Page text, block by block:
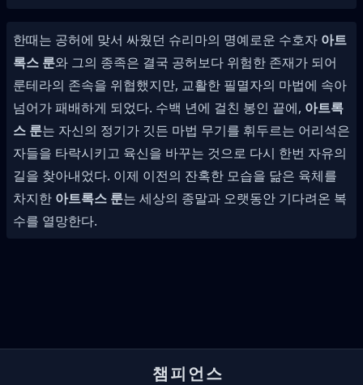
한때는 공허에 맞서 싸웠던 슈리마의 명예로운 수호자 아트
록스 룬와 그의 종족은 결국 공허보다 위험한 존재가 되어
룬테라의 존속을 위협했지만, 교활한 필멸자의 마법에 속아
넘어가 패배하게 되었다. 수백 년에 걸친 봉인 끝에, 아트록
스 룬는 자신의 정기가 깃든 마법 무기를 휘두르는 어리석은
자들을 타락시키고 육신을 바꾸는 것으로 다시 한번 자유의
길을 찾아내었다. 이제 이전의 잔혹한 모습을 닮은 육체를
차지한 아트록스 룬는 세상의 종말과 오랫동안 기다려온 복
수를 열망한다.
챔피언스